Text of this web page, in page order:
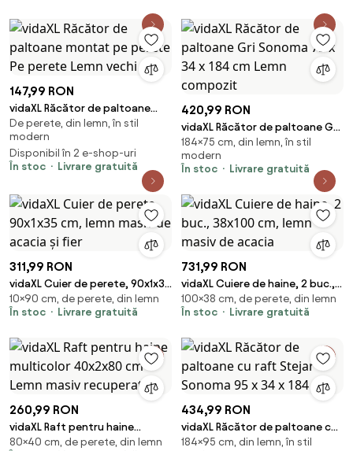
147,99 RON
vidaXL Răcător de paltoane
montat pe perete Pe perete
Lemn vechi
De perete, din lemn, în stil
modern
Disponibil în 2 e-shop-uri
În stoc
Livrare gratuită
420,99 RON
vidaXL Răcător de paltoane Gri
Sonoma 75 x 34 x 184 cm Lemn
compozit
184×75 cm, din lemn, în stil
modern
În stoc
Livrare gratuită
311,99 RON
vidaXL Cuier de perete, 90x1x35
cm, lemn masiv de acacia și fier
10×90 cm, de perete, din lemn
În stoc
Livrare gratuită
731,99 RON
vidaXL Cuiere de haine, 2 buc.,
38x100 cm, lemn masiv de
acacia
100×38 cm, de perete, din lemn
În stoc
Livrare gratuită
260,99 RON
vidaXL Raft pentru haine
multicolor 40x2x80 cm Lemn
80×40 cm, de perete, din lemn
434,99 RON
vidaXL Răcător de paltoane cu
raft Stejar Sonoma 95 x 34 x
184×95 cm, din lemn, în stil